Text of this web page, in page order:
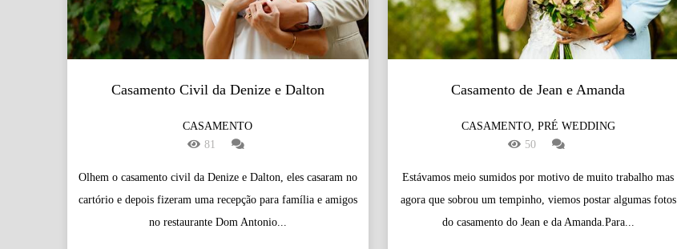
Casamento Civil da Denize e Dalton
CASAMENTO
81
Olhem o casamento civil da Denize e Dalton, eles casaram no
cartório e depois fizeram uma recepção para família e amigos
no restaurante Dom Antonio...
Casamento de Jean e Amanda
CASAMENTO, PRÉ WEDDING
50
Estávamos meio sumidos por motivo de muito trabalho mas
agora que sobrou um tempinho, viemos postar algumas fotos
do casamento do Jean e da Amanda.Para...